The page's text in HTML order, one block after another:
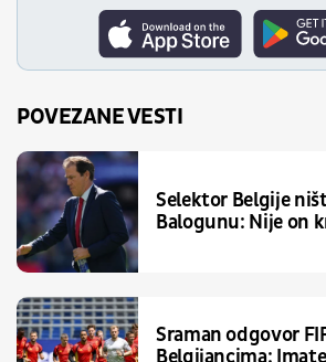
POVEZANE VESTI
Selektor Belgije
Balogunu: Nije on
Sraman odgovor